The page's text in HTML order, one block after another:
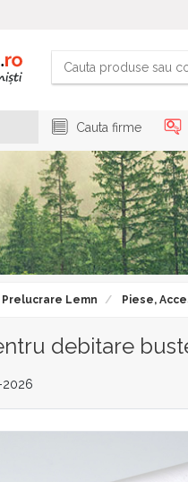
Cauta firme
Lemn Piese,
debitare
2026